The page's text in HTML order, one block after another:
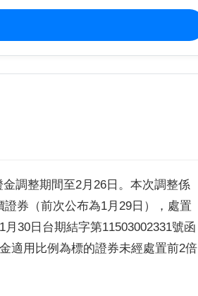
調整期間至2月26日。本次調整係
券（前次公布為1月29日），處置
30日台期結字第11503002331號函
適用比例為標的證券未經處置前2倍